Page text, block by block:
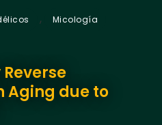
, Micología
Aging due to